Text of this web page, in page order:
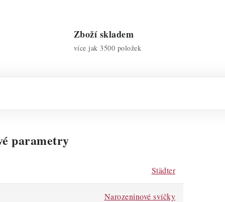
Zboží skladem
více jak 3500 položek
parametry
Städter
Narozeninové svíčky